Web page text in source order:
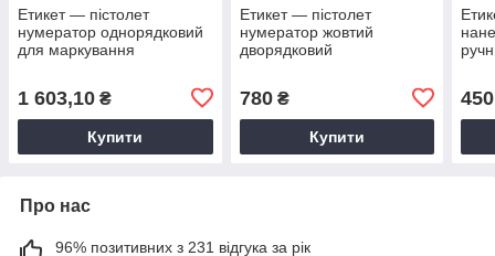
Етикет — пістолет
нумератор однорядковий
для маркування
1 603,10 ₴
Купити
Етикет — пістолет
нумератор жовтий
дворядковий
780₴
Купити
450
Про нас
96% позитивних з 231 відгука за рік